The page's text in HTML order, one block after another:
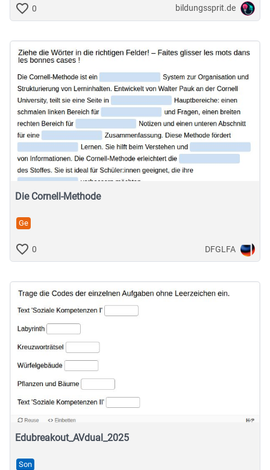
0 bildungssprit.de
Die Cornell-Methode
Ge
0 DFGLFA
Edubreakout_AVdual_2025
Son